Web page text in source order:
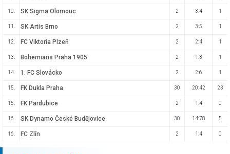
10. SK Sigma Olomouc 2 3:4 1
11. SK Artis Brno 2 3:5 1
12. FC Viktoria Plzeň 2 2:4 1
13. Bohemians Praha 1905 2 1:3 1
14. 1. FC Slovácko 2 2:6 1
15. FK Dukla Praha 30 20:42 23
15. FK Pardubice 2 1:4 0
16. SK Dynamo České Budějovice 30 14:78 5
16. FC Zlín 2 1:4 0